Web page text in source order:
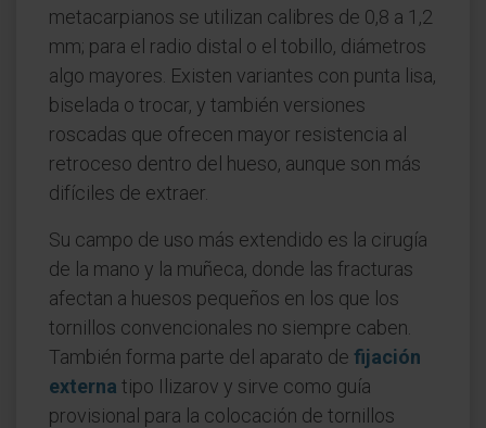
metacarpianos se utilizan calibres de 0,8 a 1,2
mm; para el radio distal o el tobillo, diámetros
algo mayores. Existen variantes con punta lisa,
biselada o trocar, y también versiones
roscadas que ofrecen mayor resistencia al
retroceso dentro del hueso, aunque son más
difíciles de extraer.
Su campo de uso más extendido es la cirugía
de la mano y la muñeca, donde las fracturas
afectan a huesos pequeños en los que los
tornillos convencionales no siempre caben.
También forma parte del aparato de fijación
externa tipo Ilizarov y sirve como guía
provisional para la colocación de tornillos